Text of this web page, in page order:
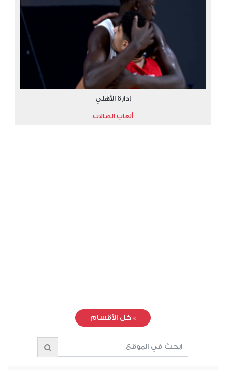
إدارة الأهلي
ألعاب الصالات
» كل الأقسام